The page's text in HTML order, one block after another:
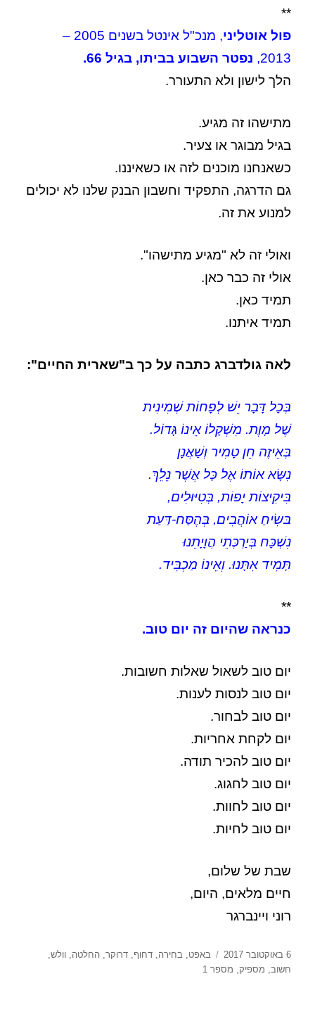
**
פול אוטליני
, מנכ"ל אינטל בשנים 2005 –
2013, נפטר השבוע בביתו, בגיל 66.
הלך לישון ולא התעורר.
מתישהו זה מגיע.
בגיל מבוגר או צעיר.
כשאנחנו מוכנים לזה או כשאיננו.
גם הדרגה, התפקיד וחשבון הבנק שלנו לא יכולים
למנוע את זה.
ואולי זה לא "מגיע מתישהו".
אולי זה כבר כאן.
תמיד כאן.
תמיד איתנו.
לאה גולדברג כתבה על כך ב"שארית החיים":
בְּכָל דָּבָר יֵשׁ לְפָחוֹת שְׁמִינִית
שֶׁל מָוֶת. מִשְׁקָלוֹ אֵינוֹ גָּדוֹל.
בְּאֵיזֶה חֵן טָמִיר וְשַׁאֲנָן
נִשָּׂא אוֹתוֹ אֶל כָּל אֲשֶׁר נֵלֵךְ.
בִּיקִיצוֹת יָפוֹת, בְּטִיּוּלִים,
בּשִׂיחַ אוֹהֲבִים, בְּהֶסַּח-דַּעַת
נִשְׁכָּח בְּיַרְכְּתֵי הֲוָיָתֵנוּ
תָּמִיד אִתָּנוּ. וְאֵינוֹ מַכְבִּיד.
**
כנראה שהיום זה יום טוב.
יום טוב לשאול שאלות חשובות.
יום טוב לנסות לענות.
יום טוב לבחור.
יום לקחת אחריות.
יום טוב להכיר תודה.
יום טוב לחגוג.
יום טוב לחוות.
יום טוב לחיות.
שבת של שלום,
חיים מלאים, היום,
רוני ויינברגר
פורסם
בתאריך
6 באוקטובר 2017 תגיות
באפט,בחירה,דחוף,דרוקר,החלטה,וולש,
חשוב, מספיק, מספר 1